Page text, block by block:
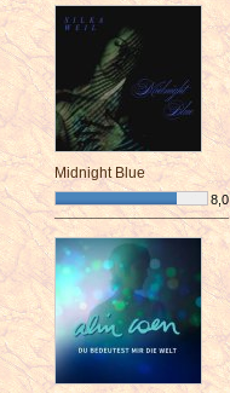
Midnight Blue
8,0
¯¯¯¯¯¯¯¯¯¯¯¯¯¯¯¯¯¯¯¯¯¯¯¯